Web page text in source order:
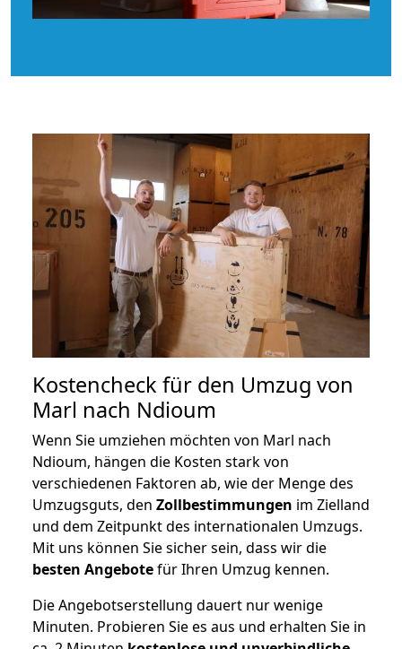
Kostencheck für den Umzug von
Marl nach Ndioum
Wenn Sie umziehen möchten von Marl nach
Ndioum, hängen die Kosten stark von
verschiedenen Faktoren ab, wie der Menge des
Umzugsguts, den Zollbestimmungen im Zielland
und dem Zeitpunkt des internationalen Umzugs.
Mit uns können Sie sicher sein, dass wir die
besten Angebotefür Ihren Umzug kennen.
Die Angebotserstellung dauert nur wenige
Minuten. Probieren Sie es aus und erhalten Sie in